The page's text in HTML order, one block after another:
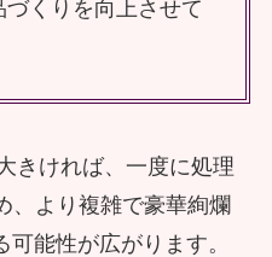
くりを向上させて
きければ、一度に処理
、より複雑で豪華絢爛
能性が広がります。